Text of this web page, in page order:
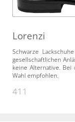
Lorenzi
Schwarze
gesellschaftlichen
keine Alternative. Bei
Wahl empfohlen.
411